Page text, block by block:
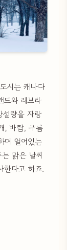
시는 캐나다
드와 래브라
설량을 자랑
, 바람, 구름
며 얼어있는
맑은 날씨
한다고 하죠.